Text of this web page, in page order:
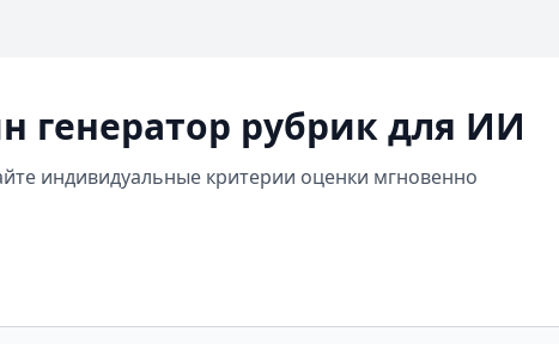
генератор рубрик для ИИ
индивидуальные критерии оценки мгновенно